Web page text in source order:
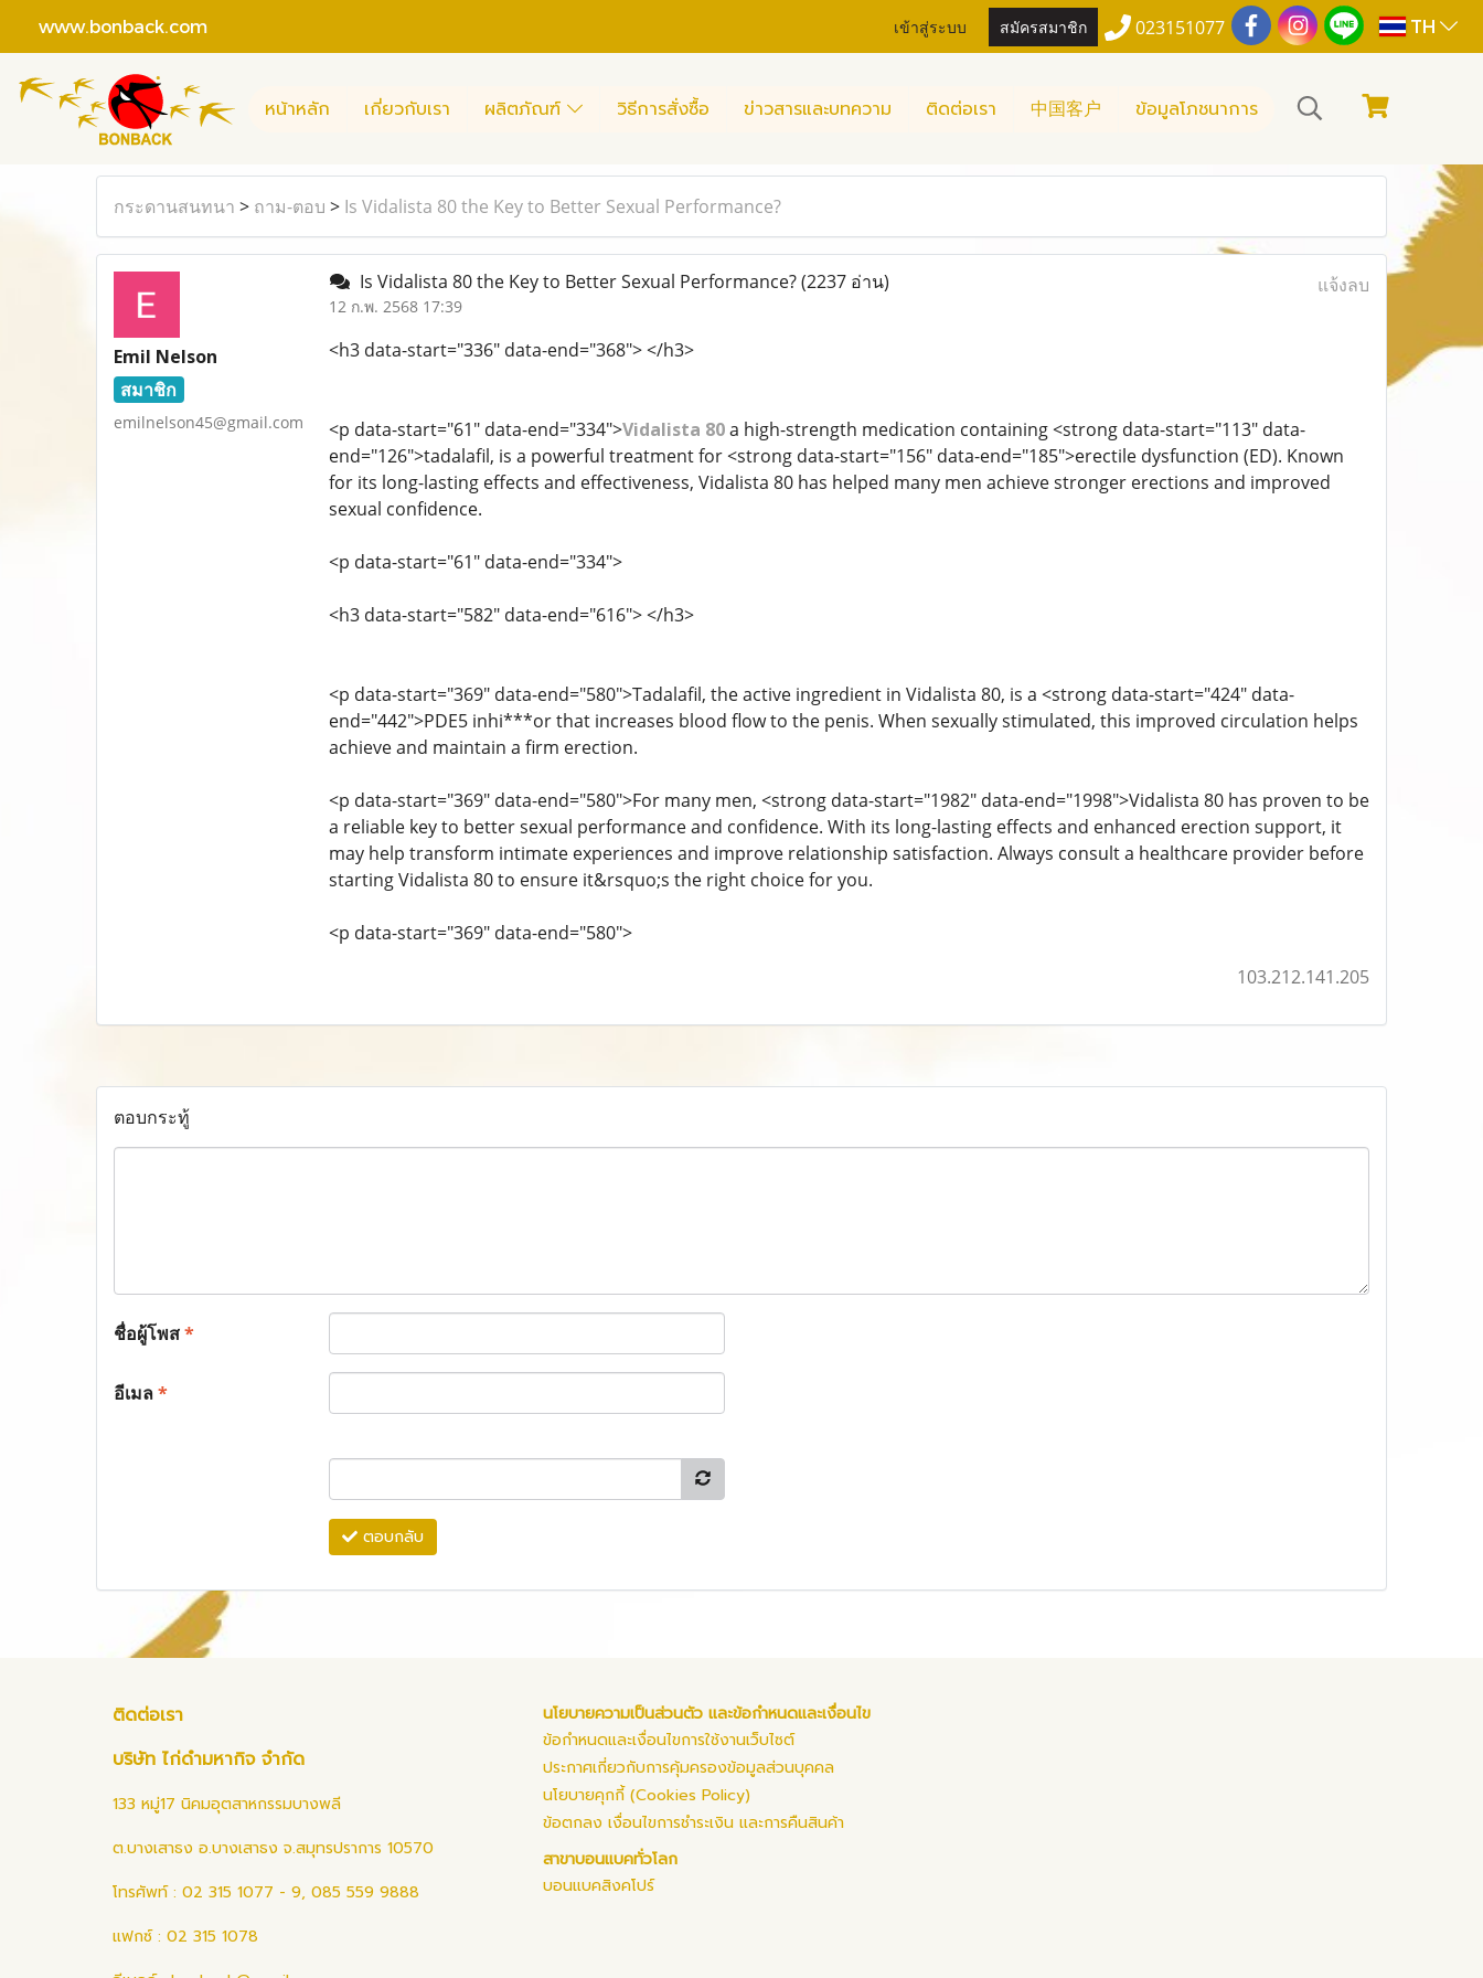
www.bonback.com เข้าสู่ระบบ สมัครสมาชิก 023151077 TH
หน้าหลัก เกี่ยวกับเรา ผลิตภัณฑ์ วิธีการสั่งซื้อ ข่าวสารและบทความ ติดต่อเรา 中国客户 ข้อมูลโภชนาการ
กระดานสนทนา > ถาม-ตอบ > Is Vidalista 80 the Key to Better Sexual Performance?
Emil Nelson
สมาชิก
emilnelson45@gmail.com
Is Vidalista 80 the Key to Better Sexual Performance?(2237 อ่าน)
12 ก.พ. 2568 17:39
แจ้งลบ
<h3 data-start="336" data-end="368"> </h3>
<p data-start="61" data-end="334">Vidalista 80a high-strength medication containing <strong data-start="113" data-
end="126">tadalafil, is a powerful treatment for <strong data-start="156" data-end="185">erectile dysfunction (ED). Known
for its long-lasting effects and effectiveness, Vidalista 80 has helped many men achieve stronger erections and improved
sexual confidence.
<p data-start="61" data-end="334">
<h3 data-start="582" data-end="616"> </h3>
<p data-start="369" data-end="580">Tadalafil, the active ingredient in Vidalista 80, is a <strong data-start="424" data-
end="442">PDE5 inhi***or that increases blood flow to the penis. When sexually stimulated, this improved circulation helps
achieve and maintain a firm erection.
<p data-start="369" data-end="580">For many men, <strong data-start="1982" data-end="1998">Vidalista 80 has proven to be
a reliable key to better sexual performance and confidence. With its long-lasting effects and enhanced erection support, it
may help transform intimate experiences and improve relationship satisfaction. Always consult a healthcare provider before
starting Vidalista 80 to ensure it&rsquo;s the right choice for you.
<p data-start="369" data-end="580">
103.212.141.205
ตอบกระทู้
ชื่อผู้โพส*
อีเมล*
ตอบกลับ
ติดต่อเรา
บริษัท ไก่ดำมหากิจ จำกัด
133 หมู่17 นิคมอุตสาหกรรมบางพลี
ต.บางเสาธง อ.บางเสาธง จ.สมุทรปราการ 10570
โทรศัพท์ : 02 315 1077 - 9, 085 559 9888
แฟกซ์ : 02 315 1078
นโยบายความเป็นส่วนตัว และข้อกำหนดและเงื่อนไข
ข้อกำหนดและเงื่อนไขการใช้งานเว็บไซต์
ประกาศเกี่ยวกับการคุ้มครองข้อมูลส่วนบุคคล
นโยบายคุกกี้ (Cookies Policy)
ข้อตกลง เงื่อนไขการชำระเงิน และการคืนสินค้า
สาขาบอนแบคทั่วโลก
บอนแบคสิงคโปร์